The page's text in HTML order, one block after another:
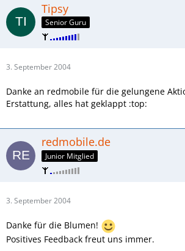
Tipsy
Senior Guru
3. September 2004
Danke an redmobile für die gelungene
Erstattung, alles hat geklappt :top:
redmobile.de
Junior Mitglied
3. September 2004
Danke für die Blumen!
Positives Feedback freut uns immer.